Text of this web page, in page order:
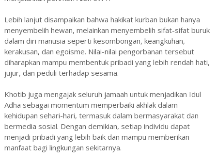
Lebih lanjut disampaikan bahwa hakikat kurban bukan hanya
menyembelih hewan, melainkan menyembelih sifat-sifat buruk
dalam diri manusia seperti kesombongan, keangkuhan,
kerakusan, dan egoisme. Nilai-nilai pengorbanan tersebut
diharapkan mampu membentuk pribadi yang lebih rendah hati,
jujur, dan peduli terhadap sesama.
Khotib juga mengajak seluruh jamaah untuk menjadikan Idul
Adha sebagai momentum memperbaiki akhlak dalam
kehidupan sehari-hari, termasuk dalam bermasyarakat dan
bermedia sosial. Dengan demikian, setiap individu dapat
menjadi pribadi yang lebih baik dan mampu memberikan
manfaat bagi lingkungan sekitarnya.